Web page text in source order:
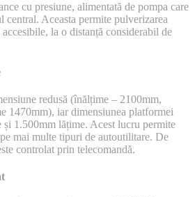
cu presiune, alimentată de pompa care
central. Aceasta permite pulverizarea
la o distanță considerabil de
redusă (înălțime – 2100mm,
1470mm), iar dimensiunea platformei
și 1.500mm lățime. Acest lucru permite
mai multe tipuri de autoutilitare. De
controlat prin telecomandă.